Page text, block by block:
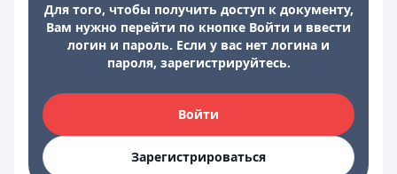
Для того, чтобы получить доступ к документу,
Вам нужно перейти по кнопке Войти и ввести
логин и пароль. Если у вас нет логина и
пароля, зарегистрируйтесь.
Войти
Зарегистрироваться